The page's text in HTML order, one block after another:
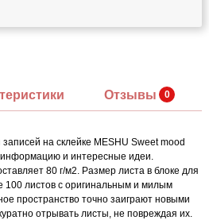
Отзывы
на склейке MESHU Sweet mood
и интересные идеи.
80 г/м2. Размер листа в блоке для
100 листов с оригинальным и милым
пространство точно заиграют новыми
отрывать листы, не повреждая их.